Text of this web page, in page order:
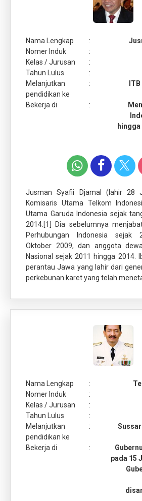
Nama Lengkap :
Nomer Induk
:
Kelas / Jurusan
:
Tahun Lulus
:
Melanjutkan
pendidikan ke
: ITB
Bekerja di
:
Jusman Syafii Djamal (lahir 28
Komisaris Utama Telkom
Utama Garuda Indonesia sejak
2014.[1] Dia sebelumnya
Perhubungan Indonesia sejak
Oktober 2009, dan anggota
Nasional sejak 2011 hingga 2014.
perantau Jawa yang lahir dari
perkebunan karet yang telah
Nama Lengkap :
Nomer Induk
:
Kelas / Jurusan
:
Tahun Lulus
:
Melanjutkan
pendidikan ke
:
Bekerja di
:
pada 15